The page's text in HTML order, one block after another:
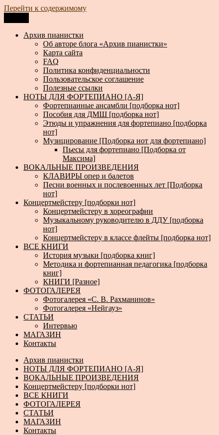
Перейти к содержимому
Архив пианистки
Всё для пианистов: ноты, книги, музыка, статьи…
Архив пианистки
Об авторе блога «Архив пианистки»
Карта сайта
FAQ
Политика конфиденциальности
Пользовательское соглашение
Полезные ссылки
НОТЫ ДЛЯ ФОРТЕПИАНО [А-Я]
Фортепианные ансамбли [подборка нот]
Пособия для ДМШ [подборка нот]
Этюды и упражнения для фортепиано [подборка
нот]
Музицирование [Подборка нот для фортепиано]
Пьесы для фортепиано [Подборка от
Максима]
ВОКАЛЬНЫЕ ПРОИЗВЕДЕНИЯ
КЛАВИРЫ опер и балетов
Песни военных и послевоенных лет [Подборка
нот]
Концертмейстеру [подборки нот]
Концертмейстеру в хореографии
Музыкальному руководителю в ДДУ [подборка
нот]
Концертмейстеру в классе флейты [подборка нот]
ВСЕ КНИГИ
История музыки [подборка книг]
Методика и фортепианная педагогика [подборка
книг]
КНИГИ [Разное]
ФОТОГАЛЕРЕЯ
Фотогалерея «С. В. Рахманинов»
Фотогалерея «Нейгауз»
СТАТЬИ
Интервью
МАГАЗИН
Контакты
Архив пианистки
НОТЫ ДЛЯ ФОРТЕПИАНО [А-Я]
ВОКАЛЬНЫЕ ПРОИЗВЕДЕНИЯ
Концертмейстеру [подборки нот]
ВСЕ КНИГИ
ФОТОГАЛЕРЕЯ
СТАТЬИ
МАГАЗИН
Контакты